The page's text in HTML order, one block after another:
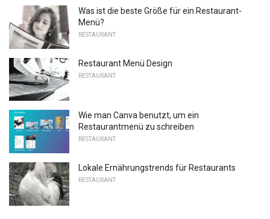
Was ist die beste Größe für ein Restaurant-
Menü?
RESTAURANT
Restaurant Menü Design
RESTAURANT
Wie man Canva benutzt, um ein
Restaurantmenü zu schreiben
RESTAURANT
Lokale Ernährungstrends für Restaurants
RESTAURANT